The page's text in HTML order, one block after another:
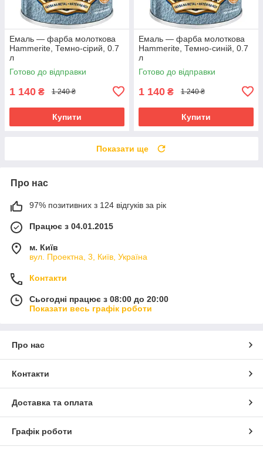
Емаль — фарба молоткова
Hammerite, Темно-сірий, 0.7
л
Готово до відправки
1 140 ₴ 1 240 ₴
Купити
Емаль — фарба молоткова
Hammerite, Темно-синій, 0.7
л
Готово до відправки
1 140 ₴ 1 240 ₴
Купити
Показати ще
Про нас
97% позитивних з 124 відгуків за рік
Працює з 04.01.2015
м. Київ
вул. Проектна, 3, Київ, Україна
Контакти
Сьогодні працює з 08:00 до 20:00
Показати весь графік роботи
Про нас
Контакти
Доставка та оплата
Графік роботи